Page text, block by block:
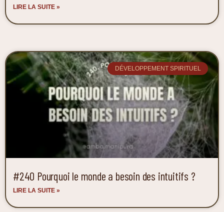
LIRE LA SUITE »
DÉVELOPPEMENT SPIRITUEL
#240 Pourquoi le monde a besoin des intuitifs ?
LIRE LA SUITE »